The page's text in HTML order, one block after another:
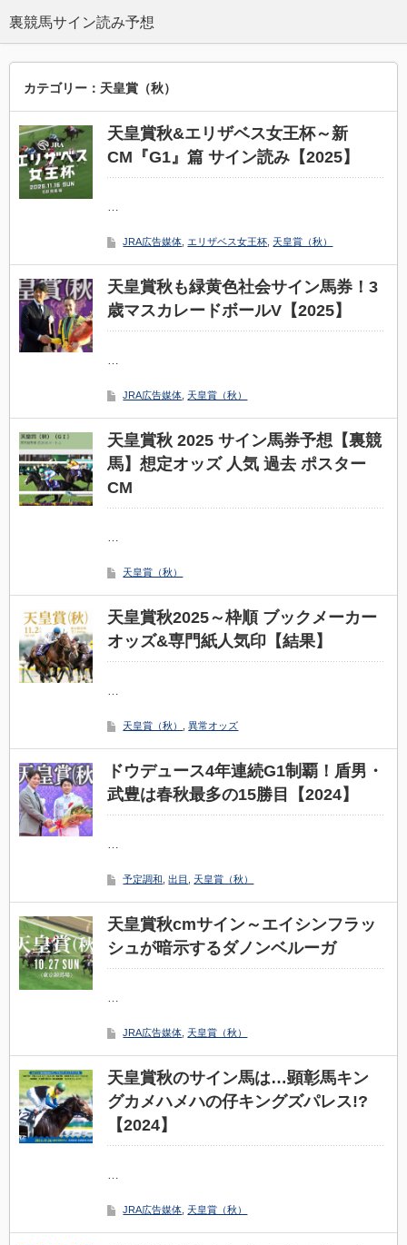
カテゴリー：天皇賞（秋）
天皇賞秋&エリザベス女王杯～新
CM『G1』篇 サイン読み【2025】
…
JRA広告媒体 エリザベス女王杯 天皇賞（秋）
天皇賞秋も緑黄色社会サイン馬券！3
歳マスカレードボールV【2025】
…
JRA広告媒体 天皇賞（秋）
天皇賞秋 2025 サイン馬券予想【裏競
馬】想定オッズ 人気 過去 ポスター
CM
…
天皇賞（秋）
天皇賞秋2025～枠順 ブックメーカー
オッズ&専門紙人気印【結果】
…
天皇賞（秋） ,異常オッズ
ドウデュース4年連続G1制覇！盾男・
武豊は春秋最多の15勝目【2024】
…
予定調和 ,出目 天皇賞（秋）
天皇賞秋cmサイン～エイシンフラッ
シュが暗示するダノンベルーガ
…
JRA広告媒体 天皇賞（秋）
天皇賞秋のサイン馬は…顕彰馬キン
グカメハメハの仔キングズパレス!?
【2024】
…
JRA広告媒体 天皇賞（秋）